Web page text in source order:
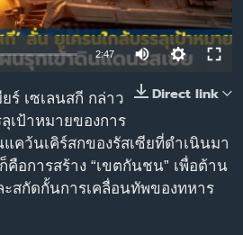
2:47
Direct link
ร์ เซเลนสกี กล่าว
เป้าหมายของการ
คว้นเคิร์สกของรัสเซียที่ดำเนินมา
คือการสร้าง “เขตกันชน” เพื่อต้าน
สกัดกั้นการเคลื่อนทัพของทหาร